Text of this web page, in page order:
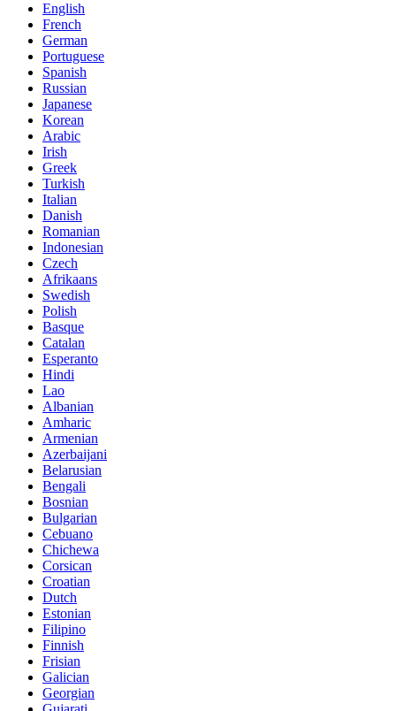
English
French
German
Portuguese
Spanish
Russian
Japanese
Korean
Arabic
Irish
Greek
Turkish
Italian
Danish
Romanian
Indonesian
Czech
Afrikaans
Swedish
Polish
Basque
Catalan
Esperanto
Hindi
Lao
Albanian
Amharic
Armenian
Azerbaijani
Belarusian
Bengali
Bosnian
Bulgarian
Cebuano
Chichewa
Corsican
Croatian
Dutch
Estonian
Filipino
Finnish
Frisian
Galician
Georgian